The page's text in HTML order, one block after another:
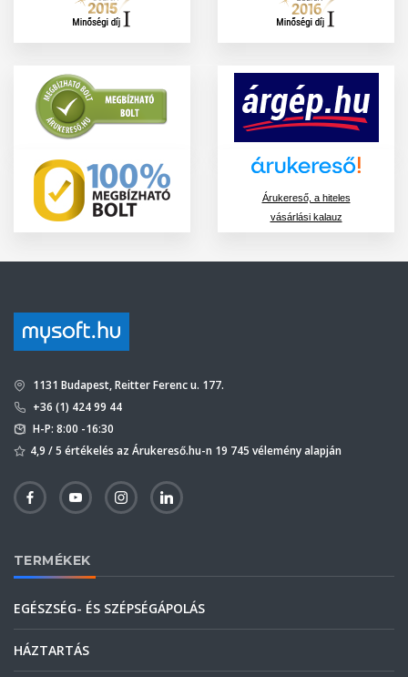
Árukereső, a hiteles
vásárlási kalauz
1131 Budapest, Reitter Ferenc u. 177.
+36 (1) 424 99 44
H-P: 8:00 -16:30
4,9 / 5 értékelés az Árukereső.hu-n 19 745 vélemény alapján
TERMÉKEK
EGÉSZSÉG- ÉS SZÉPSÉGÁPOLÁS
HÁZTARTÁS